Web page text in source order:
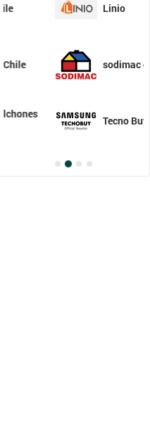
Linio
sodimac chile
Tecno Buy